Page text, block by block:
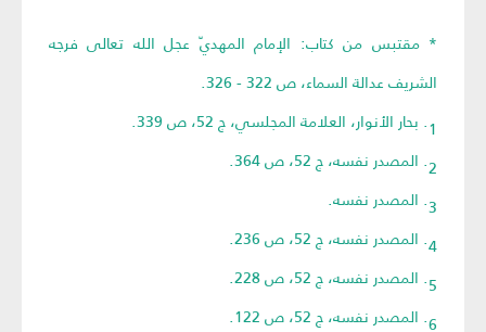
* مقتبس من كتاب: الإمام المهديّ عجل الله تعالى فرجه
الشريف عدالة السماء، ص 322 - 326.
1. بحار الأنوار، العلامة المجلسي، ج 52، ص 339.
2. المصدر نفسه، ج 52، ص 364.
3. المصدر نفسه.
4. المصدر نفسه، ج 52، ص 236.
5. المصدر نفسه، ج 52، ص 228.
6. المصدر نفسه، ج 52، ص 122.